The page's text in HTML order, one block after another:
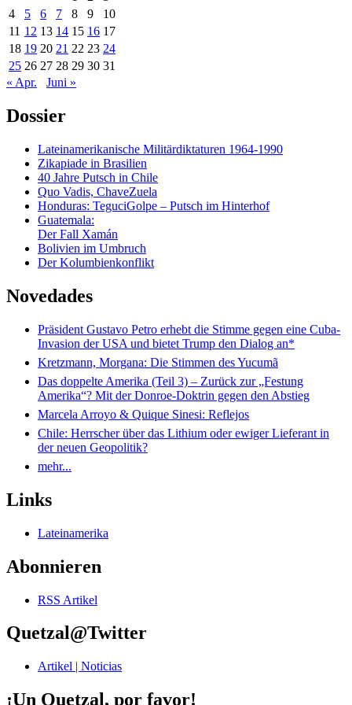
4
5 6 7 8 9
10
11 12 13 14 15 16 17
18 19 20 21 22 23 24
25 26 27 28 29 30 31
« Apr.
Juni »
Dossier
Lateinamerikanische Militärdiktaturen 1964-1990
Zikapiade in Brasilien
40 Jahre Putsch in Chile
Quo Vadis, ChaveZuela
Honduras: TeguciGolpe – Putsch im Hinterhof
Guatemala:
Der Fall Xamán
Bolivien im Umbruch
Der Kolumbienkonflikt
Novedades
Präsident Gustavo Petro erhebt die Stimme gegen eine Cuba-
Invasion der USA und bietet Trump den Dialog an*
Kretzmann, Morgana: Die Stimmen des Yucumã
Das doppelte Amerika (Teil 3) – Zurück zur „Festung
Amerika“? Mit der Donroe-Doktrin gegen den Abstieg
Marcela Arroyo & Quique Sinesi: Reflejos
Chile: Herrscher über das Lithium oder ewiger Lieferant in
der neuen Geopolitik?
mehr...
Links
Lateinamerika
Abonnieren
RSS Artikel
Quetzal@Twitter
Artikel | Noticias
¡Un Quetzal, por favor!